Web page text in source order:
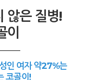
않은 질병!
이
인 여자 약27%는
코골이!